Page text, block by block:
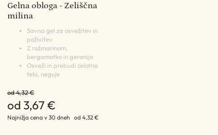
Gelna obloga - Zeliščna
milina
Savna gel za osvežitev in
poživitev
Z rožmarinom,
bergamotko in geranijo
Osveži in prebudi celotno
telo, neguje
od 4,32 €
od 3,67 €
Najnižja cena v 30 dneh od 4,32 €